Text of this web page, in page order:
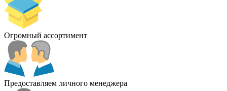
Огромный ассортимент
Предоставляем личного менеджера